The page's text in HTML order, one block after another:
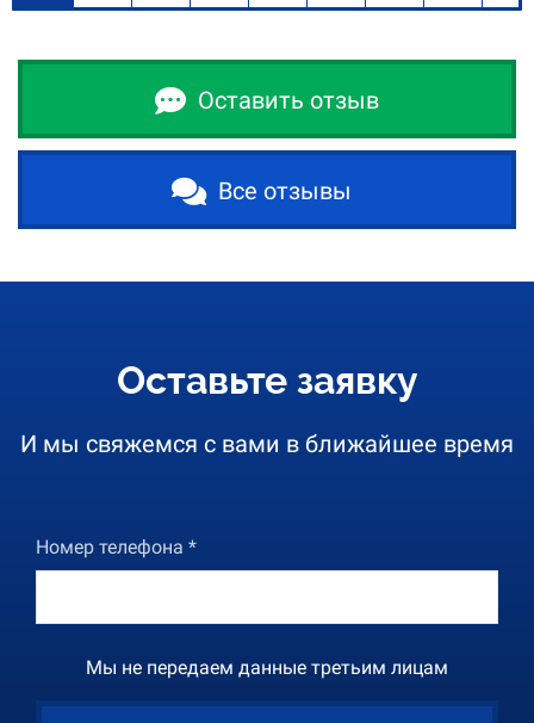
Оставить отзыв
Все отзывы
Оставьте заявку
И мы свяжемся с вами в ближайшее время
Номер телефона *
Мы не передаем данные третьим лицам